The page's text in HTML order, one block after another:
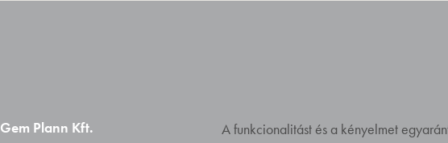
Gem Plann Kft.
A funkcionalitást és a kényelmet